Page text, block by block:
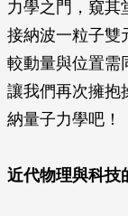
力學之門，窺其
接納波一粒子雙
較動量與位置需
讓我們再次擁抱
納量子力學吧！
近代物理與科技